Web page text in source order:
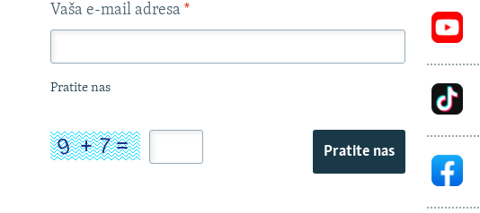
Vaša e-mail adresa *
Pratite nas
Pratite nas